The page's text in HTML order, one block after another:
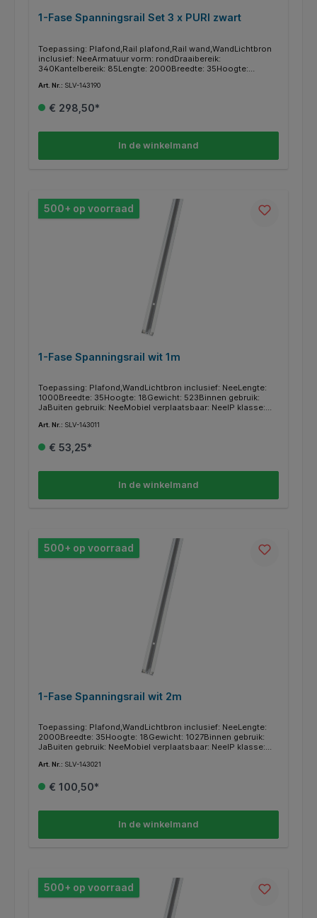
1-Fase Spanningsrail Set 3 x PURI zwart
Toepassing: Plafond,Rail plafond,Rail wand,WandLichtbron
inclusief: NeeArmatuur vorm: rondDraaibereik:
340Kantelbereik: 85Lengte: 2000Breedte: 35Hoogte:
gebruik: NeeMobiel verplaatsbaar: NeeIP klasse:
OpbouwLichtstroom: 2956Aantal lichtbronnen:
Art. Nr.: SLV-143190
€ 298,50*
In de winkelmand
500+ op voorraad
1-Fase Spanningsrail wit 1m
Toepassing: Plafond,WandLichtbron inclusief: NeeLengte:
1000Breedte: 35Hoogte: 18Gewicht: 523Binnen gebruik:
JaBuiten gebruik: NeeMobiel verplaatsbaar: NeeIP klasse:
OpbouwBeveiligingsklasse: ISerie: 1~ SYSTEM
Art. Nr.: SLV-143011
€ 53,25*
In de winkelmand
500+ op voorraad
1-Fase Spanningsrail wit 2m
Toepassing: Plafond,WandLichtbron inclusief: NeeLengte:
2000Breedte: 35Hoogte: 18Gewicht: 1027Binnen gebruik:
JaBuiten gebruik: NeeMobiel verplaatsbaar: NeeIP klasse:
OpbouwBeveiligingsklasse: ISerie: 1~ SYSTEM
Art. Nr.: SLV-143021
€ 100,50*
In de winkelmand
500+ op voorraad